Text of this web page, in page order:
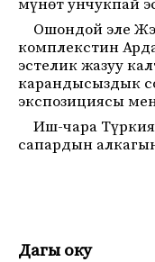
мүнөт унчукпай
Ошондой эле
комплекстин
эстелик жазуу
карандысыздык
экспозициясы
Иш-чара
сапардын
Дагы оку